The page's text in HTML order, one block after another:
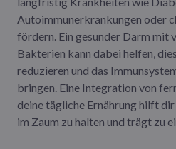
Autoimmunerkrankungen oder
fördern. Ein gesunder Darm mit
Bakterien kann dabei helfen,
reduzieren und das
bringen. Eine Integration von
deine tägliche Ernährung hilft
im Zaum zu halten und trägt zu